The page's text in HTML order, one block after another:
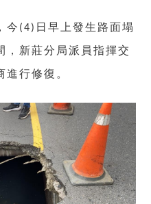
今 (4) 日早上發生路面塌
，新莊分局派員指揮交
行修復。